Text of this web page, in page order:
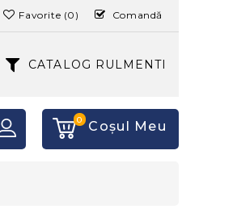
Favorite (0) Comandă
CATALOG RULMENTI
0 Coşul Meu